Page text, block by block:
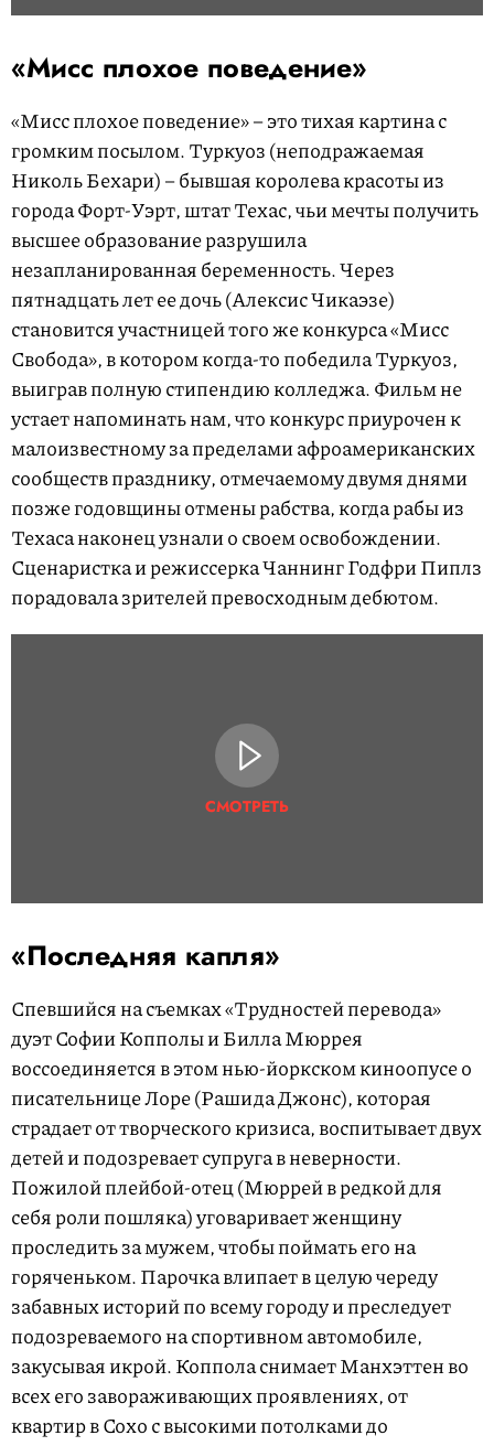
«Мисс плохое поведение»
«Мисс плохое поведение» – это тихая картина с
громким посылом. Туркуоз (неподражаемая
Николь Бехари) – бывшая королева красоты из
города Форт-Уэрт, штат Техас, чьи мечты получить
высшее образование разрушила
незапланированная беременность. Через
пятнадцать лет ее дочь (Алексис Чикаэзе)
становится участницей того же конкурса «Мисс
Свобода», в котором когда-то победила Туркуоз,
выиграв полную стипендию колледжа. Фильм не
устает напоминать нам, что конкурс приурочен к
малоизвестному за пределами афроамериканских
сообществ празднику, отмечаемому двумя днями
позже годовщины отмены рабства, когда рабы из
Техаса наконец узнали о своем освобождении.
Сценаристка и режиссерка Чаннинг Годфри Пиплз
порадовала зрителей превосходным дебютом.
СМОТРЕТЬ
«Последняя капля»
Спевшийся на съемках «Трудностей перевода»
дуэт Софии Копполы и Билла Мюррея
воссоединяется в этом нью-йоркском киноопусе о
писательнице Лоре (Рашида Джонс), которая
страдает от творческого кризиса, воспитывает двух
детей и подозревает супруга в неверности.
Пожилой плейбой-отец (Мюррей в редкой для
себя роли пошляка) уговаривает женщину
проследить за мужем, чтобы поймать его на
горяченьком. Парочка влипает в целую череду
забавных историй по всему городу и преследует
подозреваемого на спортивном автомобиле,
закусывая икрой. Коппола снимает Манхэттен во
всех его завораживающих проявлениях, от
квартир в Сохо с высокими потолками до